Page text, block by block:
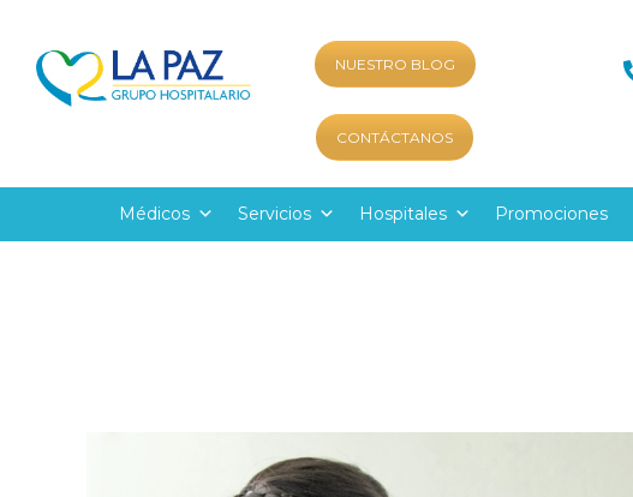
NUESTRO BLOG
CONTÁCTANOS
Médicos Servicios Hospitales Promociones